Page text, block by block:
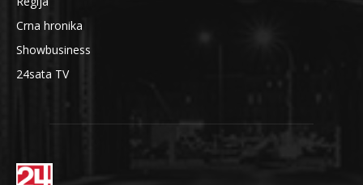
Crna hronika
Showbusiness
24sata TV